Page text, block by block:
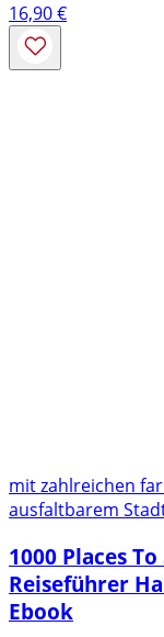
16,90€
mit zahlreichen
ausfaltbarem
1000 Places
Reiseführer
Ebook